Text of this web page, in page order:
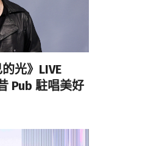
光》LIVE
Pub 駐唱美好